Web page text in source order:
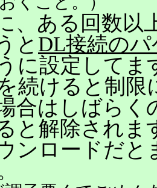
、ある回数以
と DL接続の
に設定してま
続けると制限
合はしばらく
と解除されま
ンロードだと